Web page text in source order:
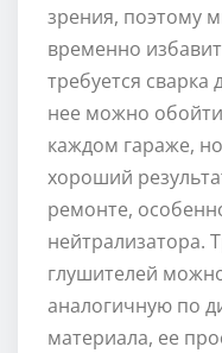
зрения, поэтому
временно
требуется сварка
нее можно
каждом гараже,
хороший
ремонте,
нейтрализатора.
глушителей
аналогичную по
материала, ее